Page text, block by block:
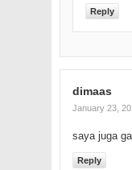
Reply
dimaas
January 23,
saya juga
Reply